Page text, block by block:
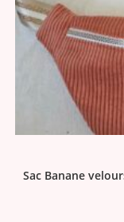
Sac Banane